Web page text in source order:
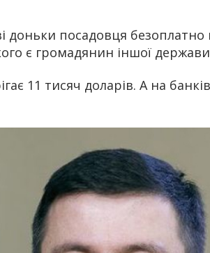
доньки посадовця
є громадянин іншої
11 тисяч доларів. А на